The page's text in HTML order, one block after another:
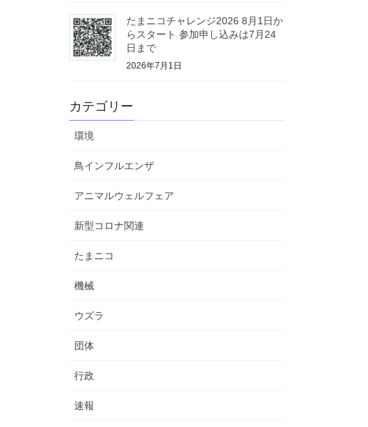
たまニコチャレンジ2026 8月1日か
らスタート 参加申し込みは7月24
日まで
2026年7月1日
カテゴリー
環境
鳥インフルエンザ
アニマルウェルフェア
新型コロナ関連
たまニコ
機械
ウズラ
団体
行政
速報